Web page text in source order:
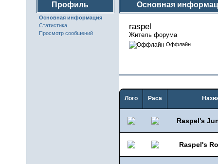
Профиль
пользователя
Основная информация
Статистика
Просмотр сообщений
Основная
raspel
Житель форума
Оффлайн
Лого Раса
Raspel's
Raspel's